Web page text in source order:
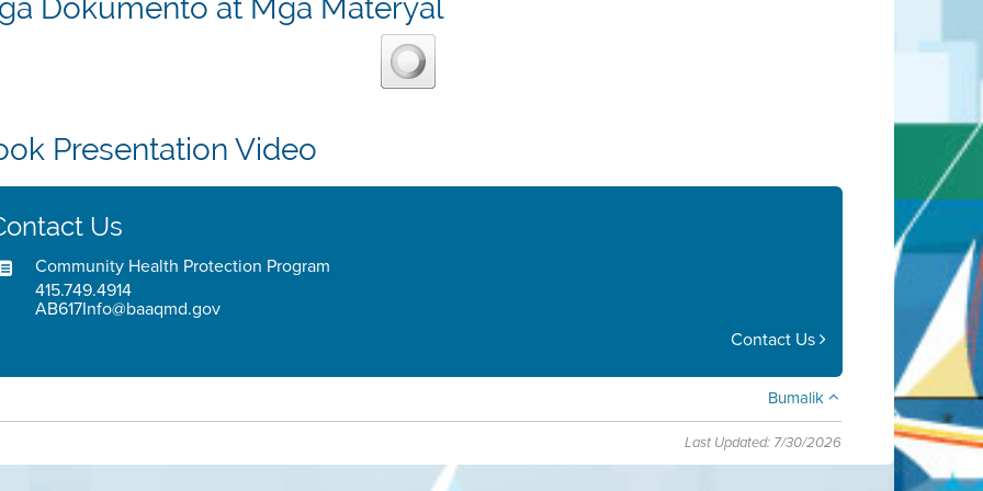
Dokumento at Mga Materyal
Presentation Video
Us
Community Health Protection Program
415.749.4914
AB617Info@baaqmd.gov
Contact Us
Bumalik
Last Updated: 7/30/2026